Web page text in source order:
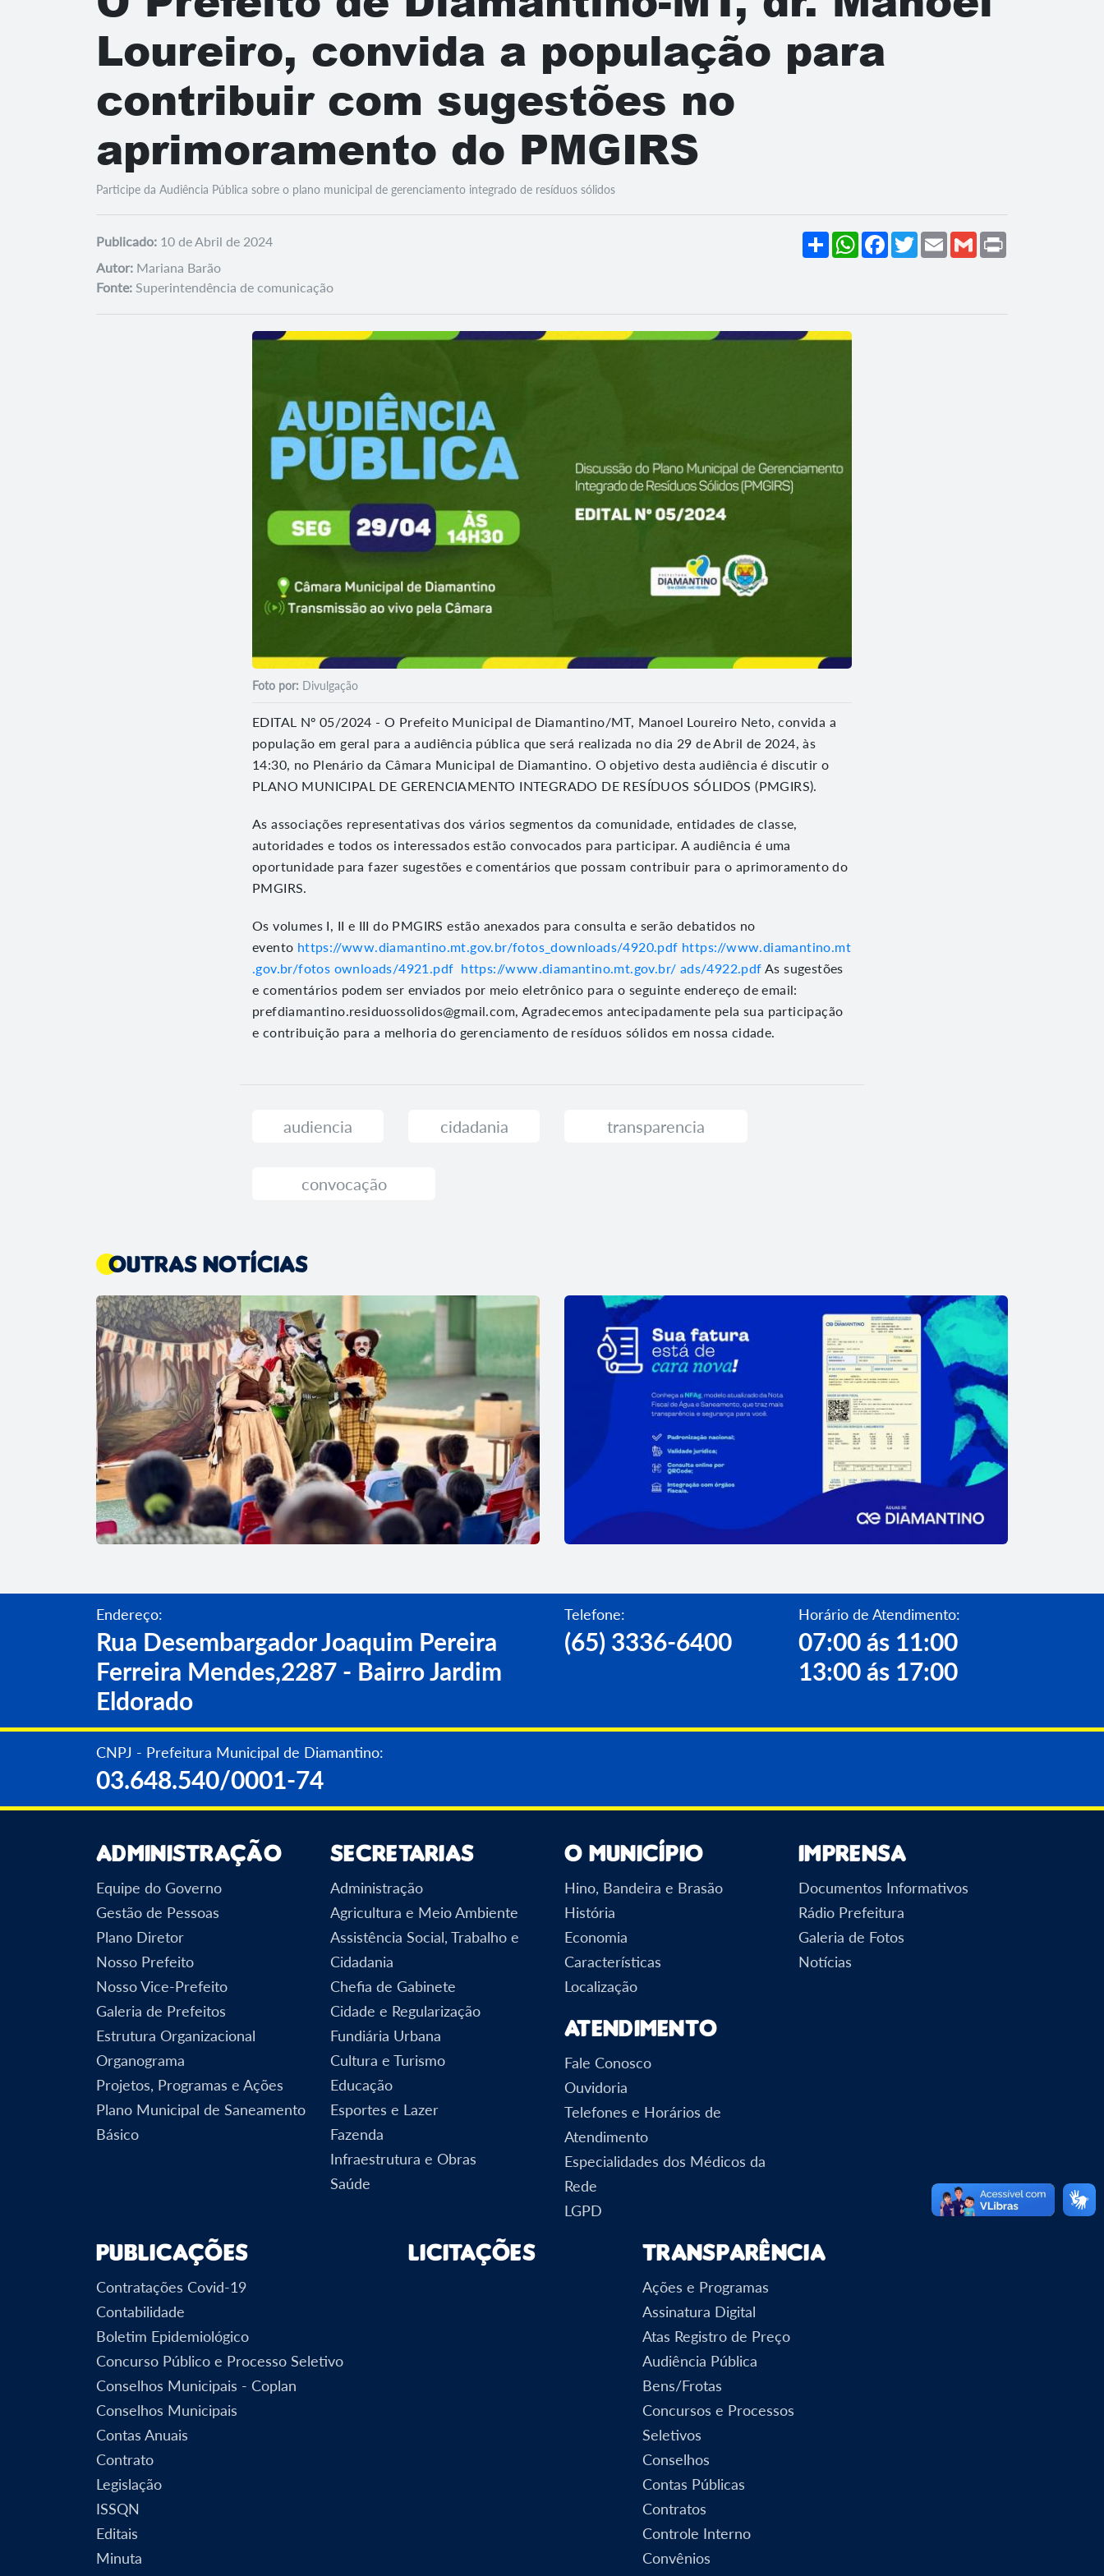
Loureiro, convida a população para
contribuir com sugestões no
aprimoramento do PMGIRS
Participe da Audiência Pública sobre o plano municipal de gerenciamento integrado de resíduos sólidos
Publicado: 10 de Abril de 2024 Share WhatsAppFacebook
TwitterEmail Gmail
Autor: Mariana Barão
Fonte: Superintendência de comunicação
Foto por: Divulgação
EDITAL Nº 05/2024 - O Prefeito Municipal de Diamantino/MT, Manoel Loureiro Neto, convida a
população em geral para a audiência pública que será realizada no dia 29 de Abril de 2024, às
14:30, no Plenário da Câmara Municipal de Diamantino. O objetivo desta audiência é discutir o
PLANO MUNICIPAL DE GERENCIAMENTO INTEGRADO DE RESÍDUOS SÓLIDOS (PMGIRS).
As associações representativas dos vários segmentos da comunidade, entidades de classe,
autoridades e todos os interessados estão convocados para participar. A audiência é uma
oportunidade para fazer sugestões e comentários que possam contribuir para o aprimoramento do
PMGIRS.
Os volumes I, II e III do PMGIRS estão anexados para consulta e serão debatidos no
evento https://www.diamantino.mt.gov.br/fotos_downloads/4920.pdf https://www.diamantino.mt
.gov.br/fotos ownloads/4921.pdf https://www.diamantino.mt.gov.br/ ads/4922.pdf As sugestões
e comentários podem ser enviados por meio eletrônico para o seguinte endereço de email:
prefdiamantino.residuossolidos@gmail.com, Agradecemos antecipadamente pela sua participação
e contribuição para a melhoria do gerenciamento de resíduos sólidos em nossa cidade.
audiencia cidadania transparencia
convocação
Outras Notícias
06 Ago 2026
Teatro educativo reúne mais de 130 crianças em
Diamantino no Dia Nacional de Cooperar
Águas de Diamantino adota novo modelo de fatura com
Endereço:
Rua Desembargador Joaquim Pereira
Ferreira Mendes,2287 - Bairro Jardim
Eldorado
Telefone:
(65) 3336-6400
Horário de Atendimento:
07:00 ás 11:00
13:00 ás 17:00
CNPJ - Prefeitura Municipal de Diamantino:
03.648.540/0001-74
Administração
Equipe do Governo
Gestão de Pessoas
Plano Diretor
Nosso Prefeito
Nosso Vice-Prefeito
Galeria de Prefeitos
Estrutura Organizacional
Organograma
Projetos, Programas e Ações
Plano Municipal de Saneamento
Básico
Secretarias
Administração
Agricultura e Meio Ambiente
Assistência Social, Trabalho e
Cidadania
Chefia de Gabinete
Cidade e Regularização
Fundiária Urbana
Cultura e Turismo
Educação
Esportes e Lazer
Fazenda
Infraestrutura e Obras
Saúde
O Município
Hino, Bandeira e Brasão
História
Economia
Características
Localização
Atendimento
Fale Conosco
Ouvidoria
Telefones e Horários de
Atendimento
Especialidades dos Médicos da
Rede
LGPD
Imprensa
Documentos Informativos
Rádio Prefeitura
Galeria de Fotos
Notícias
Publicações
Contratações Covid-19
Contabilidade
Boletim Epidemiológico
Concurso Público e Processo Seletivo
Conselhos Municipais - Coplan
Conselhos Municipais
Contas Anuais
Contrato
Legislação
ISSQN
Editais
Minuta
Licitações Transparência
Ações e Programas
Assinatura Digital
Atas Registro de Preço
Audiência Pública
Bens/Frotas
Concursos e Processos
Seletivos
Conselhos
Contas Públicas
Contratos
Controle Interno
Convênios